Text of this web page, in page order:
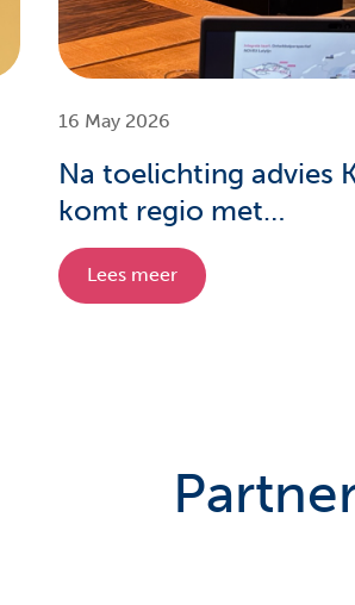
16 May 2026
Na toelichting advies
komt regio met
investeringswerkgroep
Lees meer